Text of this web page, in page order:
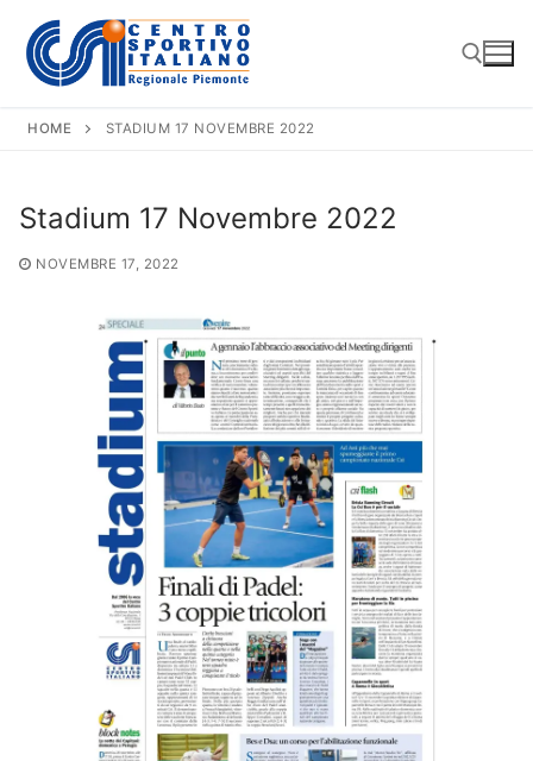
contenuto
HOME STADIUM 17 NOVEMBRE 2022
Stadium 17 Novembre 2022
NOVEMBRE 17, 2022